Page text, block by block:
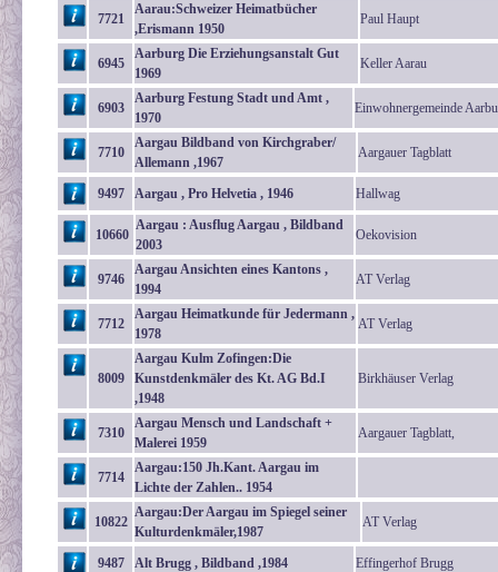
7721
Aarau:Schweizer Heimatbücher
,Erismann 1950
Paul Haupt
6945
Aarburg Die Erziehungsanstalt Gut
1969
Keller Aarau
6903
Aarburg Festung Stadt und Amt ,
1970
Einwohnergemeinde
7710
Aargau Bildband von Kirchgraber/
Allemann ,1967
Aargauer Tagblatt
9497 Aargau , Pro Helvetia , 1946 Hallwag
10660
Aargau : Ausflug Aargau , Bildband
2003
Oekovision
9746
Aargau Ansichten eines Kantons ,
1994
AT Verlag
7712
Aargau Heimatkunde für Jedermann ,
1978
AT Verlag
8009
Aargau Kulm Zofingen:Die
Kunstdenkmäler des Kt. AG Bd.I
,1948
Birkhäuser Verlag
7310
Aargau Mensch und Landschaft +
Malerei 1959
Aargauer Tagblatt,
7714
Aargau:150 Jh.Kant. Aargau im
Lichte der Zahlen.. 1954
10822
Aargau:Der Aargau im Spiegel seiner
Kulturdenkmäler,1987
AT Verlag
9487 Alt Brugg , Bildband ,1984 Effingerhof Brugg